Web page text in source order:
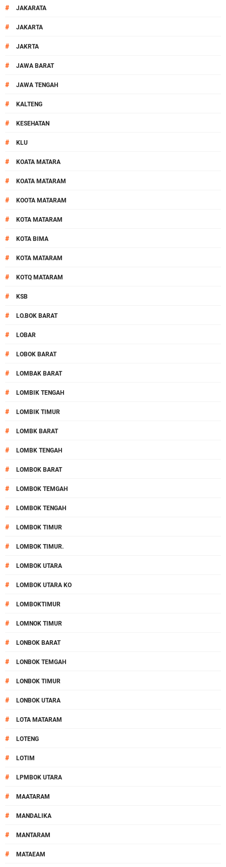
# JAKARATA
# JAKARTA
# JAKRTA
# JAWA BARAT
# JAWA TENGAH
# KALTENG
# KESEHATAN
# KLU
# KOATA MATARA
# KOATA MATARAM
# KOOTA MATARAM
# KOTA MATARAM
# KOTA BIMA
# KOTA MATARAM
# KOTQ MATARAM
# KSB
# LO.BOK BARAT
# LOBAR
# LOBOK BARAT
# LOMBAK BARAT
# LOMBIK TENGAH
# LOMBIK TIMUR
# LOMBK BARAT
# LOMBK TENGAH
# LOMBOK BARAT
# LOMBOK TEMGAH
# LOMBOK TENGAH
# LOMBOK TIMUR
# LOMBOK TIMUR.
# LOMBOK UTARA
# LOMBOK UTARA KO
# LOMBOKTIMUR
# LOMNOK TIMUR
# LONBOK BARAT
# LONBOK TEMGAH
# LONBOK TIMUR
# LONBOK UTARA
# LOTA MATARAM
# LOTENG
# LOTIM
# LPMBOK UTARA
# MAATARAM
# MANDALIKA
# MANTARAM
# MATAEAM